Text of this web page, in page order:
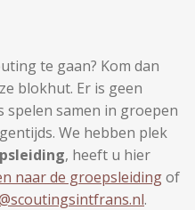
te gaan? Kom dan
blokhut. Er is geen
spelen samen in groepen
We hebben plek
, heeft u hier
naar de groepsleidingof
.